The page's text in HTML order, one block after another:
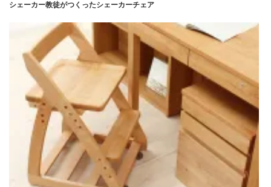
シェーカー教徒がつくったシェーカーチェア